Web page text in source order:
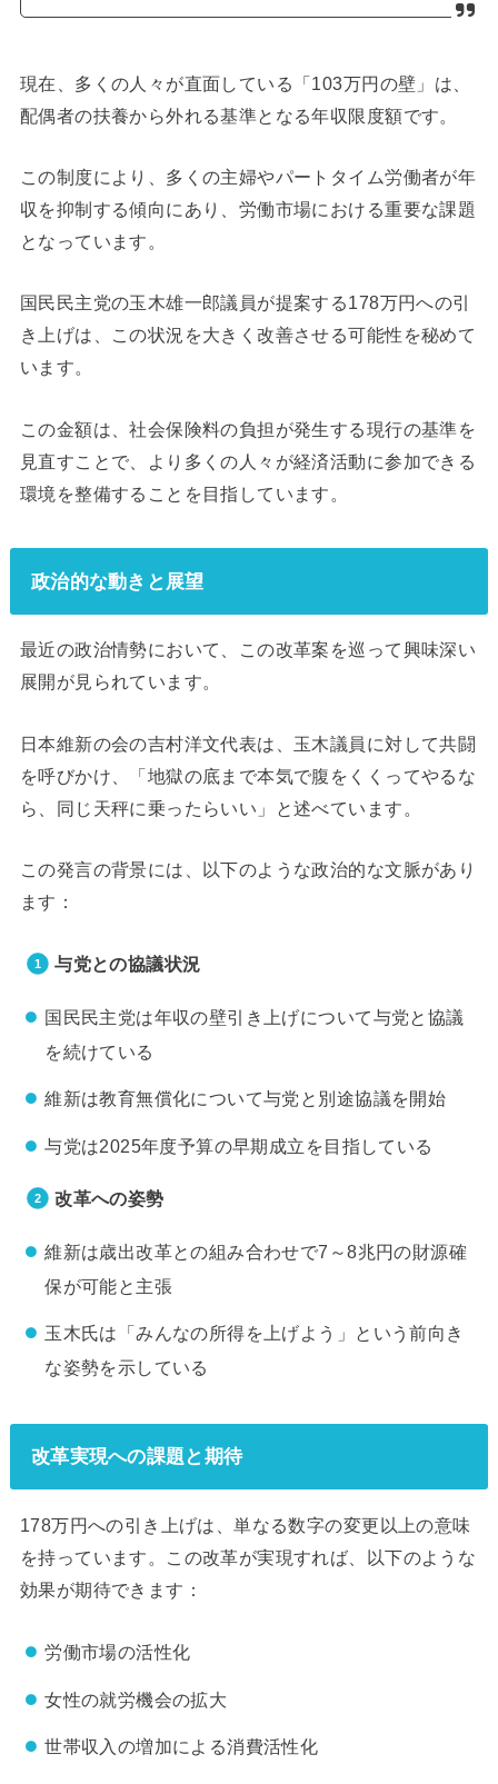
現在、多くの人々が直面している「103万円の壁」は、
配偶者の扶養から外れる基準となる年収限度額です。
この制度により、多くの主婦やパートタイム労働者が年
収を抑制する傾向にあり、労働市場における重要な課題
となっています。
国民民主党の玉木雄一郎議員が提案する178万円への引
き上げは、この状況を大きく改善させる可能性を秘めて
います。
この金額は、社会保険料の負担が発生する現行の基準を
見直すことで、より多くの人々が経済活動に参加できる
環境を整備することを目指しています。
政治的な動きと展望
最近の政治情勢において、この改革案を巡って興味深い
展開が見られています。
日本維新の会の吉村洋文代表は、玉木議員に対して共闘
を呼びかけ、「地獄の底まで本気で腹をくくってやるな
ら、同じ天秤に乗ったらいい」と述べています。
この発言の背景には、以下のような政治的な文脈があり
ます：
与党との協議状況
国民民主党は年収の壁引き上げについて与党と協議
を続けている
維新は教育無償化について与党と別途協議を開始
与党は2025年度予算の早期成立を目指している
改革への姿勢
維新は歳出改革との組み合わせで7～8兆円の財源確
保が可能と主張
玉木氏は「みんなの所得を上げよう」という前向き
な姿勢を示している
改革実現への課題と期待
178万円への引き上げは、単なる数字の変更以上の意味
を持っています。この改革が実現すれば、以下のような
効果が期待できます：
労働市場の活性化
女性の就労機会の拡大
世帯収入の増加による消費活性化